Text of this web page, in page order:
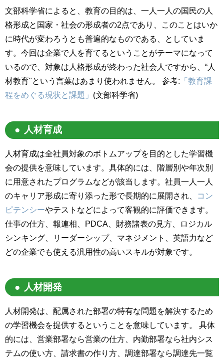
文部科学省によると、教育の目的は、一人一人の国民の人
格形成と国家・社会の形成者の2点であり、このことはいか
に時代が変わろうとも普遍的なものである、としていま
す。今回は企業で人を育てるということがテーマになって
いるので、対象は人格形成が終わった社会人ですから、“人
材教育"という言葉はあまり使われません。 参考: 「教育課
程をめぐる現状と課題」 (文部科学省)
人材育成
人材育成は全社員対象のボトムアップを目的とした学習機
会の提供を意味しています。具体的には、階層別や年次別
に用意されたプログラムなどが該当します。社員一人一人
のキャリア形成に寄り添った形で長期的に展開され、
コン
ピテンシーやテストなどによって客観的に評価できます。
仕事の仕方、報連相、PDCA、財務諸表の見方、ロジカル
シンキング、リーダーシップ、マネジメント、英語力など
どの企業でも使える汎用性の高いスキルが対象です。
人材開発
人材開発は、配属された部署の特有な問題を解決するため
の学習機会を提供するということを意味しています。 具体
的には、営業部署なら営業の仕方、内勤部署なら社内シス
テムの使い方、請求書の作り方、調達部署なら調達先一覧